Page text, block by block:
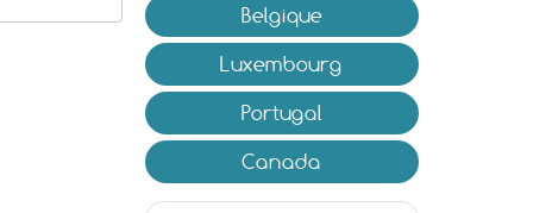
Belgique
Luxembourg
Portugal
Canada